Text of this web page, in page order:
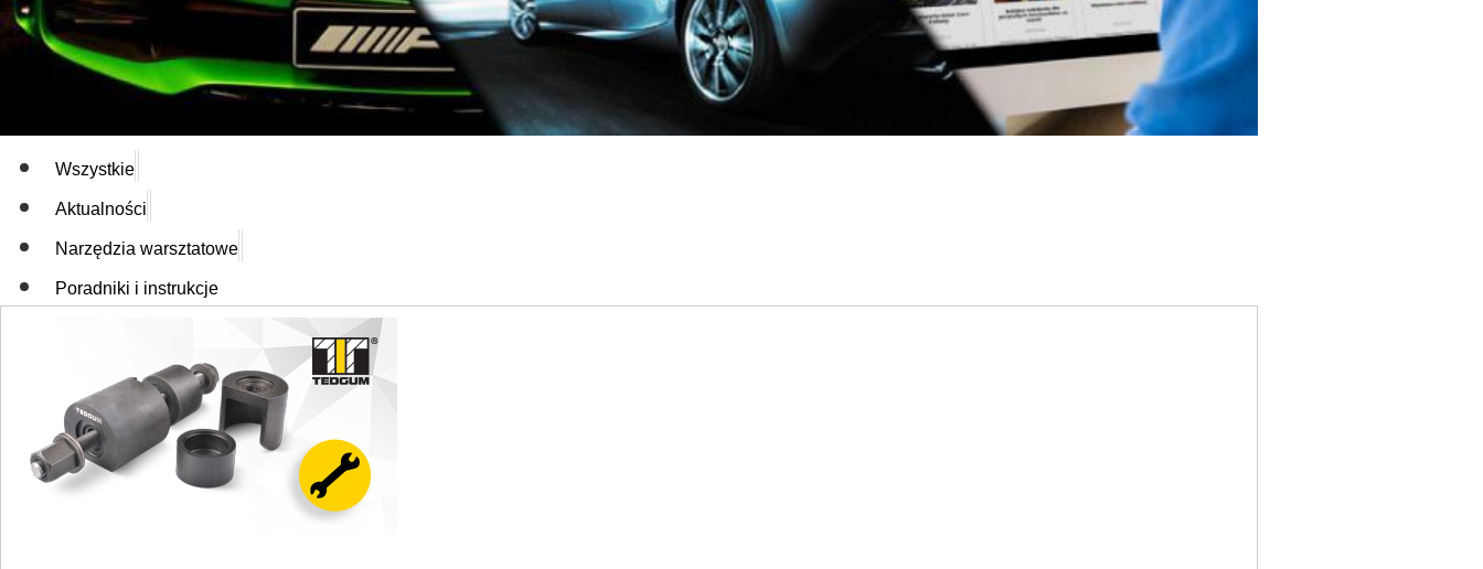
Wszystkie
Aktualności
Narzędzia warsztatowe
Poradniki i instrukcje